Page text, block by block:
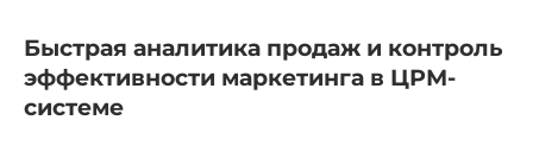
Быстрая аналитика продаж и контроль
эффективности маркетинга в ЦРМ-
системе